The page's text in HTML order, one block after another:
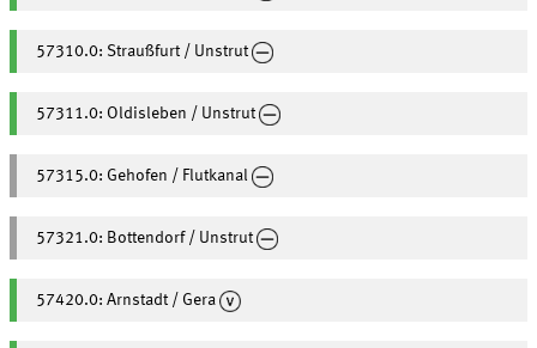
57310.0: Straußfurt / Unstrut
57311.0: Oldisleben / Unstrut
57315.0: Gehofen / Flutkanal
57321.0: Bottendorf / Unstrut
57420.0: Arnstadt / Gera